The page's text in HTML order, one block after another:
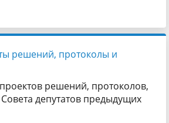
решений, протоколы и
решений, протоколов,
депутатов предыдущих